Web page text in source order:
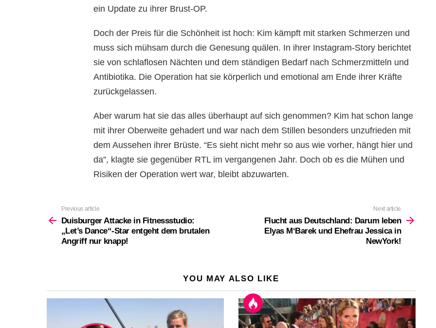
ein Update zu ihrer Brust-OP.
Doch der Preis für die Schönheit ist hoch: Kim kämpft mit starken Schmerzen und
muss sich mühsam durch die Genesung quälen. In ihrer Instagram-Story berichtet
sie von schlaflosen Nächten und dem ständigen Bedarf nach Schmerzmitteln und
Antibiotika. Die Operation hat sie körperlich und emotional am Ende ihrer Kräfte
zurückgelassen.
Aber warum hat sie das alles überhaupt auf sich genommen? Kim hat schon lange
mit ihrer Oberweite gehadert und war nach dem Stillen besonders unzufrieden mit
dem Aussehen ihrer Brüste. “Es sieht nicht mehr so aus wie vorher, hängt hier und
da”, klagte sie gegenüber RTL im vergangenen Jahr. Doch ob es die Mühen und
Risiken der Operation wert war, bleibt abzuwarten.
more
Previous article
Duisburger Attacke in Fitnessstudio:
„Let’s Dance“-Star entgeht dem brutalen
Angriff nur knapp!
Next article
Flucht aus Deutschland: Darum leben
Elyas M‘Barek und Ehefrau Jessica in
NewYork!
YOU MAY ALSO LIKE